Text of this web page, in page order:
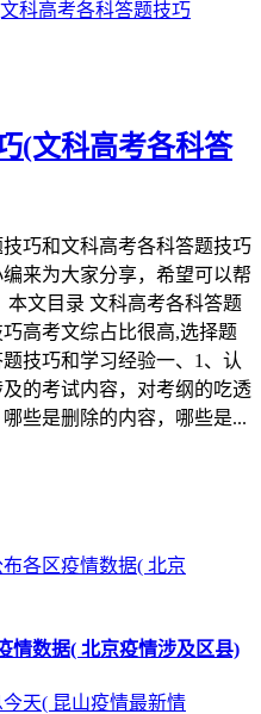
(文科高考各科答
巧和文科高考各科答题技巧
来为大家分享，希望可以帮
文目录 文科高考各科答题
高考文综占比很高,选择题
技巧和学习经验一、1、认
的考试内容，对考纲的吃透
些是删除的内容，哪些是...
情数据( 北京疫情涉及区县)